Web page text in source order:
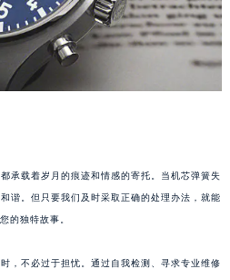
载着岁月的痕迹和情感的寄托。当机芯弹簧失
谐。但只要我们及时采取正确的处理办法，就能
的独特故事。
不必过于担忧。通过自我检测、寻求专业维修